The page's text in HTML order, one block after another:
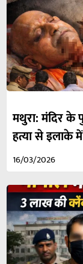
मथुरा: मंदिर के
हत्या से इलाके
16/03/2026